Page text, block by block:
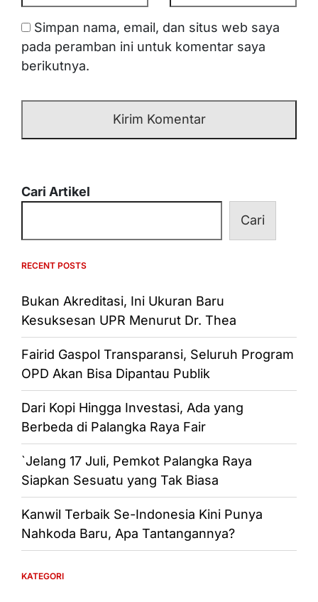
Simpan nama, email, dan situs web saya
pada peramban ini untuk komentar saya
berikutnya.
Cari Artikel
Cari
RECENT POSTS
Bukan Akreditasi, Ini Ukuran Baru
Kesuksesan UPR Menurut Dr. Thea
Fairid Gaspol Transparansi, Seluruh Program
OPD Akan Bisa Dipantau Publik
Dari Kopi Hingga Investasi, Ada yang
Berbeda di Palangka Raya Fair
`Jelang 17 Juli, Pemkot Palangka Raya
Siapkan Sesuatu yang Tak Biasa
Kanwil Terbaik Se-Indonesia Kini Punya
Nahkoda Baru, Apa Tantangannya?
KATEGORI